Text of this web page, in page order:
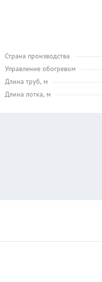
Страна производства
Управление обогревом
Длина труб, м
Длина лотка, м